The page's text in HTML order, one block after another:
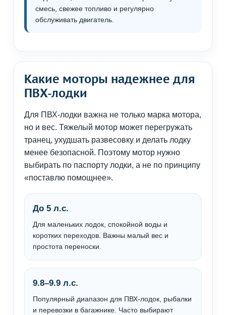
смесь, свежее топливо и регулярно
обслуживать двигатель.
Какие моторы надежнее для
ПВХ-лодки
Для ПВХ-лодки важна не только марка мотора,
но и вес. Тяжелый мотор может перегружать
транец, ухудшать развесовку и делать лодку
менее безопасной. Поэтому мотор нужно
выбирать по паспорту лодки, а не по принципу
«поставлю помощнее».
До 5 л.с.
Для маленьких лодок, спокойной воды и
коротких переходов. Важны малый вес и
простота переноски.
9.8–9.9 л.с.
Популярный диапазон для ПВХ-лодок, рыбалки
и перевозки в багажнике. Часто выбирают